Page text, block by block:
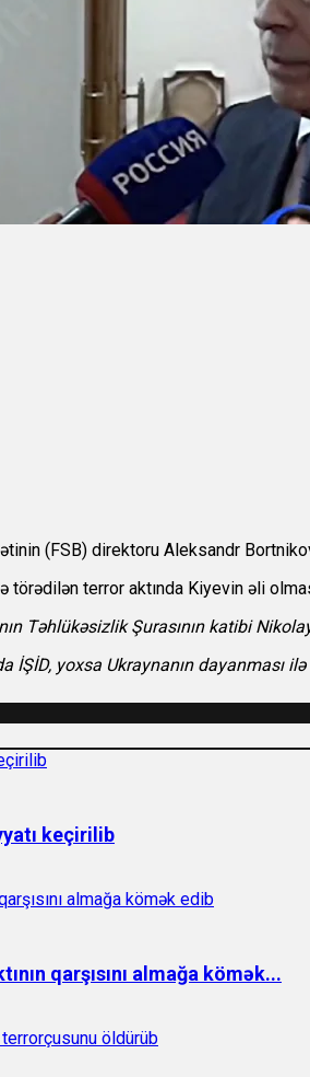
(FSB) direktoru Aleksandr
terror aktında Kiyevin əli
Təhlükəsizlik Şurasının katibi
İŞİD, yoxsa Ukraynanın dayanması
keçirilib
qarşısını almağa kömək...